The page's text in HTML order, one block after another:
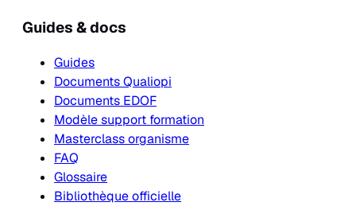
Guides & docs
Guides
Documents Qualiopi
Documents EDOF
Modèle support formation
Masterclass organisme
FAQ
Glossaire
Bibliothèque officielle